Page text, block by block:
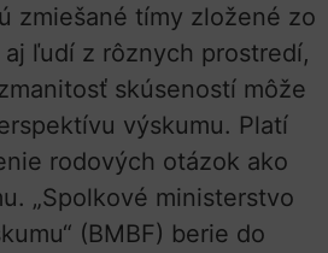
zmiešané tímy zložené zo
ľudí z rôznych prostredí,
skúseností môže
výskumu. Platí
rodových otázok ako
„Spolkové ministerstvo
(BMBF) berie do